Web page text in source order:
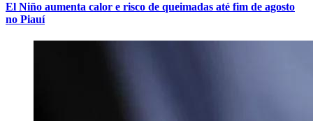
El Niño aumenta calor e risco de queimadas até fim de agosto
no Piauí